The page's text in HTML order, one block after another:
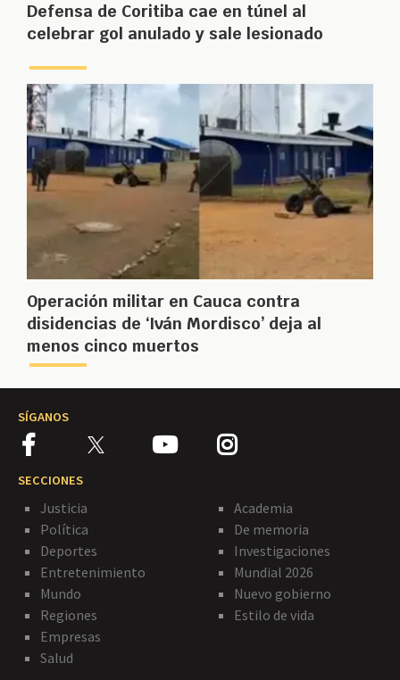
Defensa de Coritiba cae en túnel al
celebrar gol anulado y sale lesionado
Operación militar en Cauca contra
disidencias de ‘Iván Mordisco’ deja al
menos cinco muertos
SÍGANOS
SECCIONES
Justicia
Política
Deportes
Entretenimiento
Mundo
Regiones
Empresas
Salud
Academia
De memoria
Investigaciones
Mundial 2026
Nuevo gobierno
Estilo de vida